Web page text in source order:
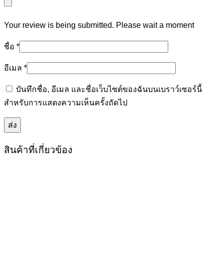
Your review is being submitted. Please wait a moment
ชื่อ *
อีเมล *
บันทึกชื่อ, อีเมล และชื่อเว็บไซต์ของฉันบนเบราว์เซอร์นี้
สำหรับการแสดงความเห็นครั้งถัดไป
สินค้าที่เกี่ยวข้อง